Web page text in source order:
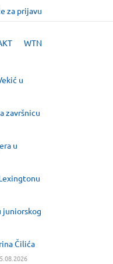
za prijavu
WTN
u
završnicu
u
juniorskog
Čilića